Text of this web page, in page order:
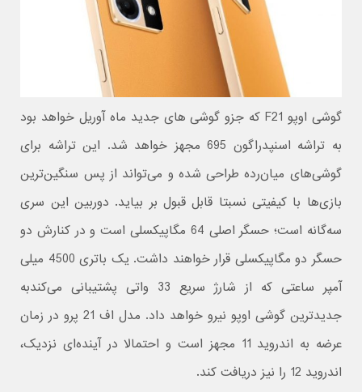
گوشی اوپو F21 که جزو گوشی های جدید ماه آوریل خواهد بود
به تراشه اسنپدراگون 695 مجهز خواهد شد. این تراشه برای
گوشی‌های میان‌رده طراحی شده و می‌تواند از پس سنگین‌ترین
بازی‌ها با کیفیتی نسبتا قابل قبول بر بیاید. دوربین این سری
سه‌گانه است؛ حسگر اصلی 64 مگاپیکسلی است و در کنارش دو
حسگر دو مگاپیکسلی قرار خواهند داشت. یک باتری 4500 میلی
آمپر ساعتی که از شارژ سریع 33 واتی پشتیبانی می‌کندبه
جدیدترین گوشی اوپو نیرو خواهد داد. مدل اف 21 پرو در زمان
عرضه به اندروید 11 مجهز است و احتمالا در آینده‌ای نزدیک،
اندروید 12 را نیز دریافت کند.